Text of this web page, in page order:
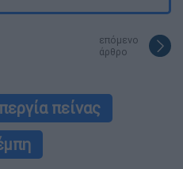
επόμενο
άρθρο
πείνας